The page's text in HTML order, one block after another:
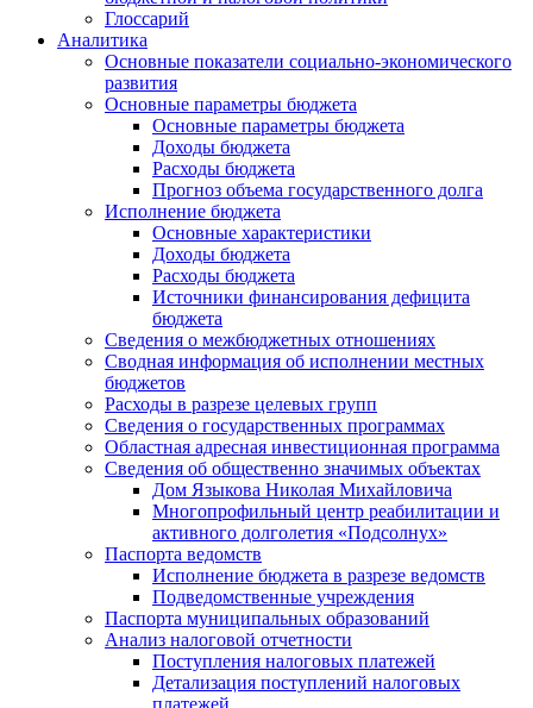
Глоссарий
Аналитика
Основные показатели социально-экономического
развития
Основные параметры бюджета
Основные параметры бюджета
Доходы бюджета
Расходы бюджета
Прогноз объема государственного долга
Исполнение бюджета
Основные характеристики
Доходы бюджета
Расходы бюджета
Источники финансирования дефицита
бюджета
Сведения о межбюджетных отношениях
Сводная информация об исполнении местных
бюджетов
Расходы в разрезе целевых групп
Сведения о государственных программах
Областная адресная инвестиционная программа
Сведения об общественно значимых объектах
Дом Языкова Николая Михайловича
Многопрофильный центр реабилитации и
активного долголетия «Подсолнух»
Паспорта ведомств
Исполнение бюджета в разрезе ведомств
Подведомственные учреждения
Паспорта муниципальных образований
Анализ налоговой отчетности
Поступления налоговых платежей
Детализация поступлений налоговых
платежей